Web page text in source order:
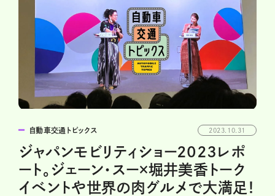
自動車交通トピックス 2023.10.31
ジャパンモビリティショー2023レポ
ート。ジェーン・スー×堀井美香トーク
イベントや世界の肉グルメで大満足！